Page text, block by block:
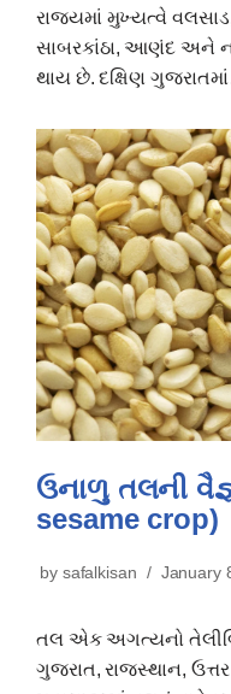
રાજયમાં મુખ્યત્વે
સાબરકાંઠા, આણંદ અને
થાય છે. દક્ષિણ
ઉનાળુ તલની
sesame crop)
by safalkisan January
તલ એક અગત્યનો
ગુજરાત, રાજસ્થાન,